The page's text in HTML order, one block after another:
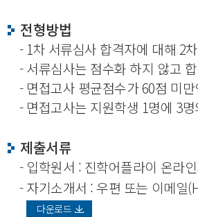
전형방법
- 1차 서류심사 합격자에 대해 2
- 서류심사는 점수화 하지 않고
- 면접고사 평균점수가 60점 미
- 면접고사는 지원학생 1명에 3
제출서류
- 입학원서 : 진학어플라이 온라
- 자기소개서 : 우편 또는 이메일
다운로드